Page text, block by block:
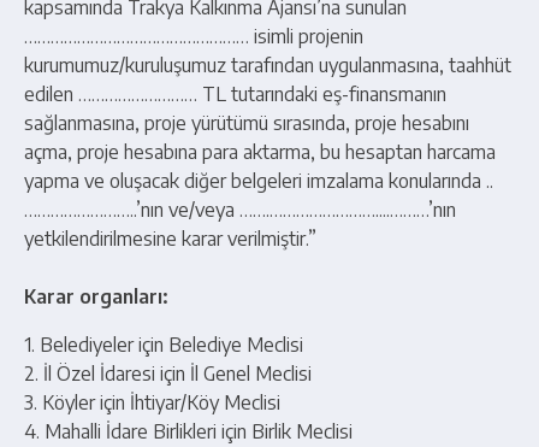
kapsamında Trakya Kalkınma Ajansı’na sunulan
…………………………………………… isimli projenin
kurumumuz/kuruluşumuz tarafından uygulanmasına, taahhüt
edilen ……………………… TL tutarındaki eş-finansmanın
sağlanmasına, proje yürütümü sırasında, proje hesabını
açma, proje hesabına para aktarma, bu hesaptan harcama
yapma ve oluşacak diğer belgeleri imzalama konularında ..
……………………..’nın ve/veya …….……………………....………’nın
yetkilendirilmesine karar verilmiştir.”
Karar organları:
1. Belediyeler için Belediye Meclisi
2. İl Özel İdaresi için İl Genel Meclisi
3. Köyler için İhtiyar/Köy Meclisi
4. Mahalli İdare Birlikleri için Birlik Meclisi